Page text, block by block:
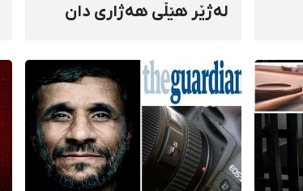
لەژێر هێڵی هەژاری دان